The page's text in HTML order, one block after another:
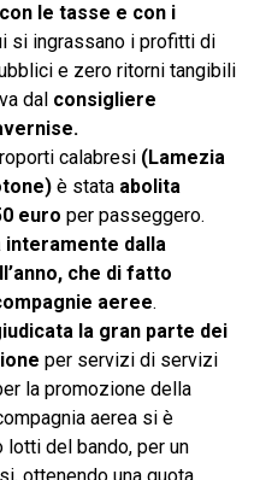
con le tasse e con i
si ingrassano i profitti di
e zero ritorni tangibili
dal consigliere
calabresi (Lamezia
è stata abolita
euro per passeggero.
interamente dalla
che di fatto
aeree.
la gran parte dei
per servizi di servizi
la promozione della
aerea si è
del bando, per un